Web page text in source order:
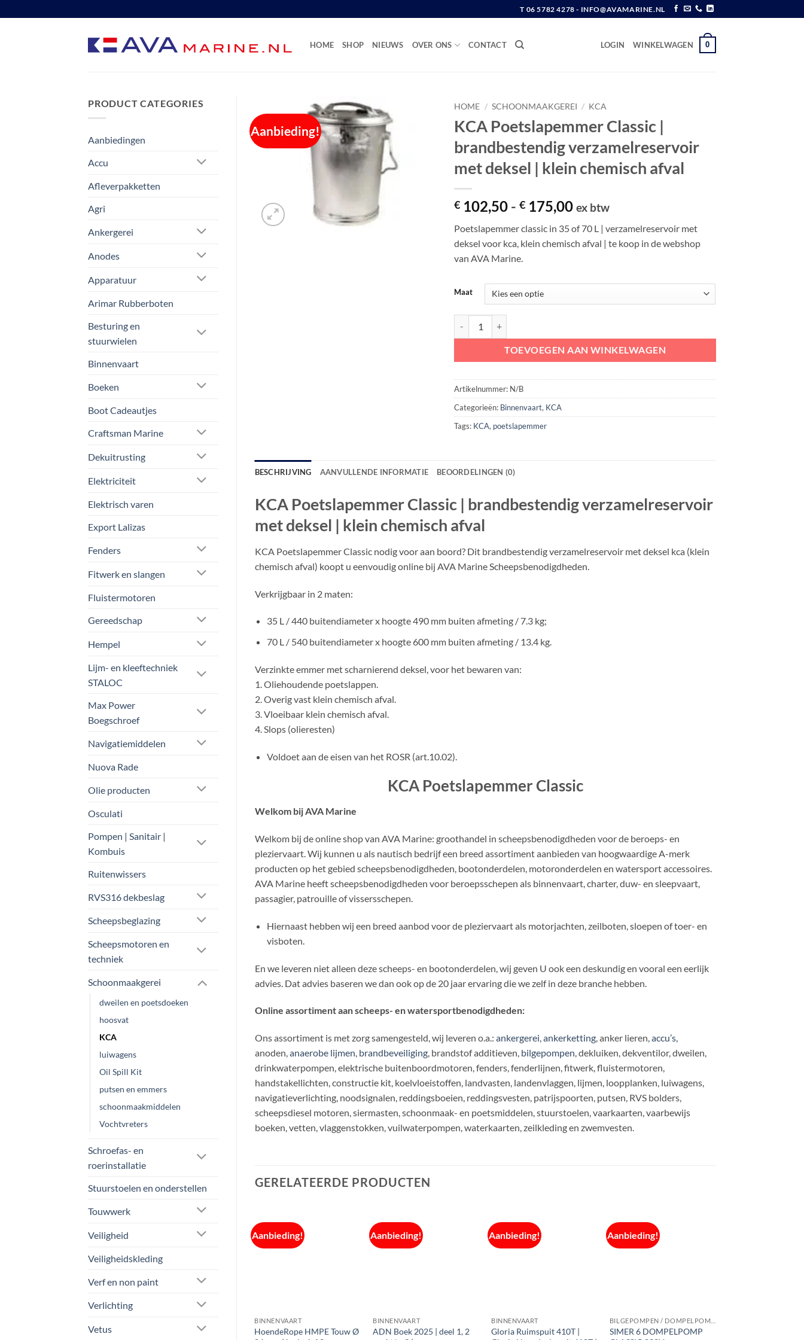
naar
T 06 5782 4278 - INFO@AVAMARINE.NL
HOME SHOP NIEUWS OVER ONS CONTACT LOGIN WINKELWAGEN 0
PRODUCT CATEGORIES
Aanbiedingen
Accu
Afleverpakketten
Agri
Ankergerei
Anodes
Apparatuur
Arimar Rubberboten
Besturing en
stuurwielen
Binnenvaart
Boeken
Boot Cadeautjes
Craftsman Marine
Dekuitrusting
Elektriciteit
Elektrisch varen
Export Lalizas
Fenders
Fitwerk en slangen
Fluistermotoren
Gereedschap
Hempel
Lijm- en kleeftechniek
STALOC
Max Power
Boegschroef
Navigatiemiddelen
Nuova Rade
Olie producten
Osculati
Pompen | Sanitair |
Kombuis
Ruitenwissers
RVS316 dekbeslag
Scheepsbeglazing
Scheepsmotoren en
techniek
Schoonmaakgerei
dweilen en poetsdoeken
hoosvat
KCA
luiwagens
Oil Spill Kit
putsen en emmers
schoonmaakmiddelen
Vochtvreters
Schroefas- en
roerinstallatie
Stuurstoelen en onderstellen
Touwwerk
Veiligheid
Veiligheidskleding
Verf en non paint
Verlichting
Vetus
Aanbieding!
HOME / SCHOONMAAKGEREI / KCA
KCA Poetslapemmer Classic |
brandbestendig verzamelreservoir
met deksel | klein chemisch afval
€ 102,50 - € 175,00Prijsklasse:
tot
€ 175,00
ex btw
Poetslapemmer classic in 35 of 70 L | verzamelreservoir met
deksel voor kca, klein chemisch afval | te koop in de webshop
van AVA Marine.
Maat
TOEVOEGEN AAN WINKELWAGEN
Artikelnummer: N/B
Categorieën: Binnenvaart, KCA
Tags: KCA, poetslapemmer
BESCHRIJVING AANVULLENDE INFORMATIE BEOORDELINGEN (0)
KCA Poetslapemmer Classic | brandbestendig verzamelreservoir
met deksel | klein chemisch afval
KCA Poetslapemmer Classic nodig voor aan boord? Dit brandbestendig verzamelreservoir met deksel kca (klein
chemisch afval) koopt u eenvoudig online bij AVA Marine Scheepsbenodigdheden.
Verkrijgbaar in 2 maten:
35 L / 440 buitendiameter x hoogte 490 mm buiten afmeting / 7.3 kg;
70 L / 540 buitendiameter x hoogte 600 mm buiten afmeting / 13.4 kg.
Verzinkte emmer met scharnierend deksel, voor het bewaren van:
1. Oliehoudende poetslappen.
2. Overig vast klein chemisch afval.
3. Vloeibaar klein chemisch afval.
4. Slops (olieresten)
Voldoet aan de eisen van het ROSR (art.10.02).
KCA Poetslapemmer Classic
Welkom bij AVA Marine
Welkom bij de online shop van AVA Marine: groothandel in scheepsbenodigdheden voor de beroeps- en
pleziervaart. Wij kunnen u als nautisch bedrijf een breed assortiment aanbieden van hoogwaardige A-merk
producten op het gebied scheepsbenodigdheden, bootonderdelen, motoronderdelen en watersport accessoires.
AVA Marine heeft scheepsbenodigdheden voor beroepsschepen als binnenvaart, charter, duw- en sleepvaart,
passagier, patrouille of vissersschepen.
Hiernaast hebben wij een breed aanbod voor de pleziervaart als motorjachten, zeilboten, sloepen of toer- en
visboten.
En we leveren niet alleen deze scheeps- en bootonderdelen, wij geven U ook een deskundig en vooral een eerlijk
advies. Dat advies baseren we dan ook op de 20 jaar ervaring die we zelf in deze branche hebben.
Online assortiment aan scheeps- en watersportbenodigdheden:
Ons assortiment is met zorg samengesteld, wij leveren o.a.: ankergerei,ankerketting, anker lieren,accu’s,
anoden,anaerobe lijmen, brandbeveiliging, brandstof additieven, bilgepompen, dekluiken, dekventilor, dweilen,
drinkwaterpompen, elektrische buitenboordmotoren, fenders, fenderlijnen, fitwerk, fluistermotoren,
handstakellichten, constructie kit, koelvloeistoffen, landvasten, landenvlaggen, lijmen, loopplanken, luiwagens,
navigatieverlichting, noodsignalen, reddingsboeien, reddingsvesten, patrijspoorten, putsen, RVS bolders,
scheepsdiesel motoren, siermasten, schoonmaak- en poetsmiddelen, stuurstoelen, vaarkaarten, vaarbewijs
boeken, vetten, vlaggenstokken, vuilwaterpompen, waterkaarten, zeilkleding en zwemvesten.
GERELATEERDE PRODUCTEN
Aanbieding!
BINNENVAART
HoendeRope HMPE Touw Ø
Aanbieding!
BINNENVAART
ADN Boek 2025 | deel 1, 2
Aanbieding!
BINNENVAART
Gloria Ruimspuit 410T |
Aanbieding!
SIMER 6 DOMPELPOMP
HADEX Drinkwater
Stuurstoel NORSAP 800